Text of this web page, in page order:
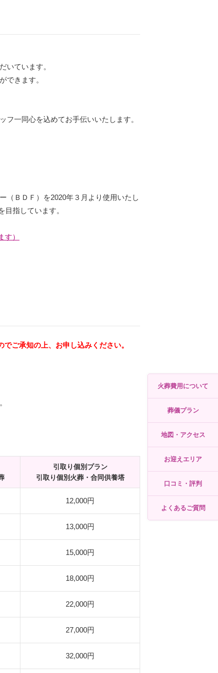
火葬費用について
葬儀プラン
地図・アクセス
お迎えエリア
口コミ・評判
よくあるご質問
いています。
できます。
一同心を込めてお手伝いいたします。
（ＢＤＦ）を2020年３月より使用いたし
指しています。
）
ご承知の上、お申し込みください。
引取り個別プラン
引取り個別火葬・合同供養塔
12,000円
13,000円
15,000円
18,000円
22,000円
27,000円
32,000円